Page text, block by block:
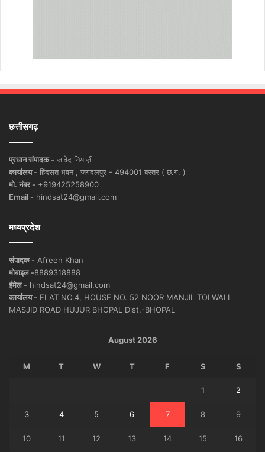
छत्तीसगढ़
प्रधान संपादक - जावेद नियाज़ी
कार्यालय - हिंदसत भवन , जगदलपुर - 494001 बस्तर ( छ.ग. )
मो. नंबर - +919425258900
Email - hindsat24@gmail.com
मध्यप्रदेश
संपादक - Afreen Khan
मोबाइल -8889318888
ईमेल - hindsat24@gmail.com
कार्यालय - FLAT NO.4, HOUSE NO. 52 NOOR MANJIL TOLWALI
MASJID ROAD HUJUR BHOPAL Dist.-BHOPAL
August 2026
M T W T F S S
1 2
3 4 5 6 7 8 9
10 11 12 13 14 15 16